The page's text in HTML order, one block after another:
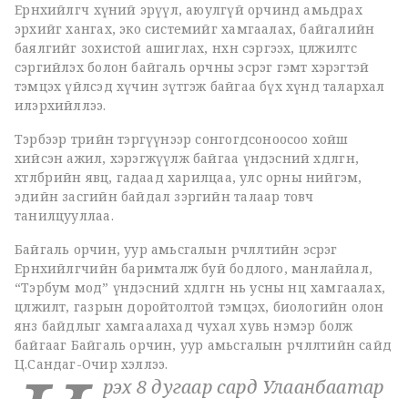
Ерөнхийлөгч хүний эрүүл, аюулгүй орчинд амьдрах
эрхийг хангах, эко системийг хамгаалах, байгалийн
баялгийг зохистой ашиглах, нөхөн сэргээх, цөлжилтөөс
сэргийлэх болон байгаль орчны эсрэг гэмт хэрэгтэй
тэмцэх үйлсэд хүчин зүтгэж байгаа бүх хүнд талархал
илэрхийллээ.
Тэрбээр төрийн тэргүүнээр сонгогдсоноосоо хойш
хийсэн ажил, хэрэгжүүлж байгаа үндэсний хөдөлгөөн,
хөтөлбөрийн явц, гадаад харилцаа, улс орны нийгэм,
эдийн засгийн байдал зэргийн талаар товч
танилцууллаа.
Байгаль орчин, уур амьсгалын өөрчлөлтийн эсрэг
Ерөнхийлөгчийн баримталж буй бодлого, манлайлал,
“Тэрбум мод” үндэсний хөдөлгөөн нь усны нөөцөө хамгаалах,
цөлжилт, газрын доройтолтой тэмцэх, биологийн олон
янз байдлыг хамгаалахад чухал хувь нэмэр болж
байгааг Байгаль орчин, уур амьсгалын өөрчлөлтийн сайд
Ц.Сандаг-Очир хэллээ.
рэх 8 дугаар сард Улаанбаатар